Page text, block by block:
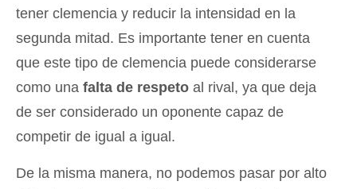
tener clemencia y reducir la intensidad en la
segunda mitad. Es importante tener en cuenta
que este tipo de clemencia puede considerarse
como una falta de respeto al rival, ya que deja
de ser considerado un oponente capaz de
competir de igual a igual.
De la misma manera, no podemos pasar por alto